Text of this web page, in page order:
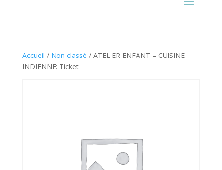
Accueil / Non classé / ATELIER ENFANT – CUISINE
INDIENNE: Ticket